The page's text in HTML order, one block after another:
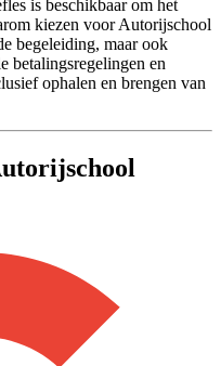
is beschikbaar om het
kiezen voor Autorijschool
begeleiding, maar ook
betalingsregelingen en
ophalen en brengen van